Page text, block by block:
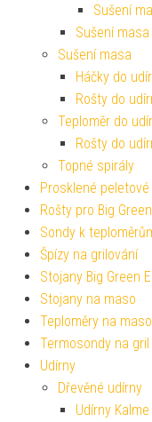
Sušení
Sušení masa
Sušení masa
Háčky do
Rošty do
Teploměr do
Rošty do
Topné spirály
Prosklené
Rošty pro Big
Sondy k
Špízy na grilování
Stojany Big Green
Stojany na maso
Teploměry na maso
Termosondy na gril
Udírny
Dřevěné udírny
Udírny Kalme